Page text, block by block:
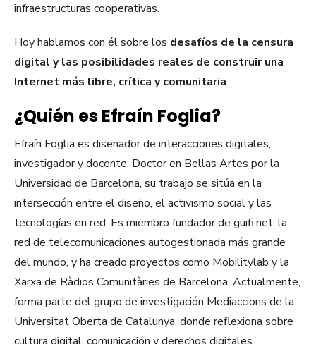
infraestructuras cooperativas.
Hoy hablamos con él sobre los desafíos de la censura
digital y las posibilidades reales de construir una
Internet más libre, crítica y comunitaria.
¿Quién es Efraín Foglia?
Efraín Foglia es diseñador de interacciones digitales,
investigador y docente. Doctor en Bellas Artes por la
Universidad de Barcelona, su trabajo se sitúa en la
intersección entre el diseño, el activismo social y las
tecnologías en red. Es miembro fundador de guifi.net, la
red de telecomunicaciones autogestionada más grande
del mundo, y ha creado proyectos como Mobilitylab y la
Xarxa de Ràdios Comunitàries de Barcelona. Actualmente,
forma parte del grupo de investigación Mediaccions de la
Universitat Oberta de Catalunya, donde reflexiona sobre